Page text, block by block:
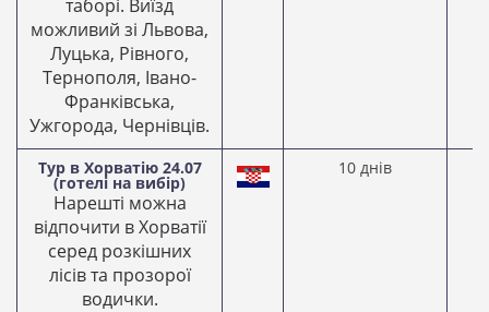
таборі. Виїзд
можливий зі Львова,
Луцька, Рівного,
Тернополя, Івано-
Франківська,
Ужгорода, Чернівців.
Тур в Хорватію 24.07
(готелі на вибір)
Нарешті можна
відпочити в Хорватії
серед розкішних
лісів та прозорої
водички.
10 днів